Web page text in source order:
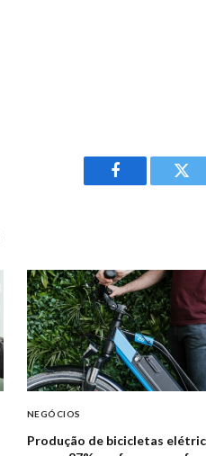
Facebook
NEGÓCIOS
Produção de bicicletas